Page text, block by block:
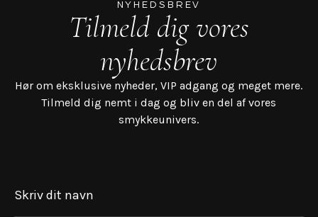
NYHEDSBREV
Tilmeld dig vores
nyhedsbrev
Hør om eksklusive nyheder, VIP adgang og meget mere.
Tilmeld dig nemt i dag og bliv en del af vores
smykkeunivers.
Skriv dit navn